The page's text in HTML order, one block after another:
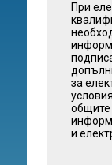
При
за
общите
и